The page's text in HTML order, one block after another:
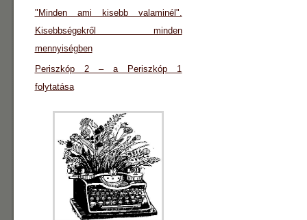
"Minden ami kisebb valaminél".
Kisebbségekről minden
mennyiségben
Periszkóp 2 – a Periszkóp 1
folytatása